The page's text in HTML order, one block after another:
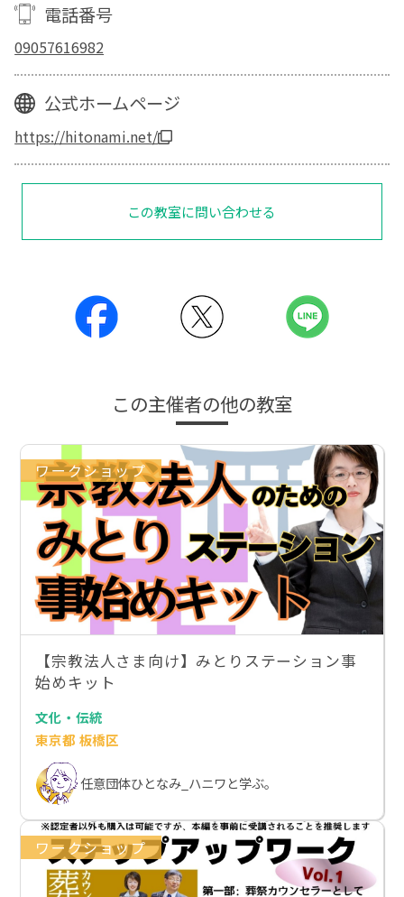
電話番号
09057616982
公式ホームページ
https://hitonami.net/
この教室に問い合わせる
この主催者の他の教室
ワークショップ
【宗教法人さま向け】みとりステーション事
始めキット
文化・伝統
東京都 板橋区
任意団体ひとなみ_ハニワと学ぶ。
ワークショップ